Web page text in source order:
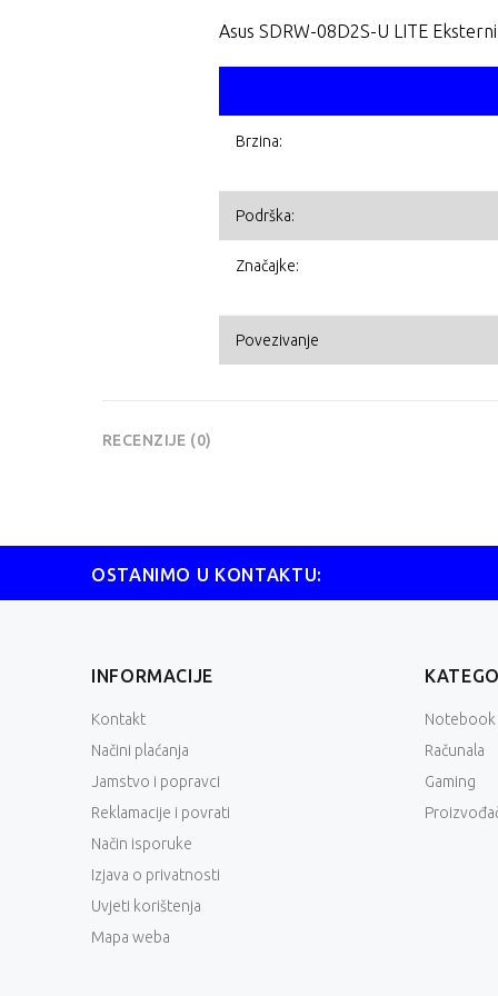
Asus SDRW-08D2S-U LITE
Brzina:
Podrška:
Značajke:
Povezivanje
RECENZIJE (0)
OSTANIMO U KONTAKTU:
INFORMACIJE
Kontakt
Načini plaćanja
Jamstvo i popravci
Reklamacije i povrati
Način isporuke
Izjava o privatnosti
Uvjeti korištenja
Mapa weba
Notebook
Računala
Gaming